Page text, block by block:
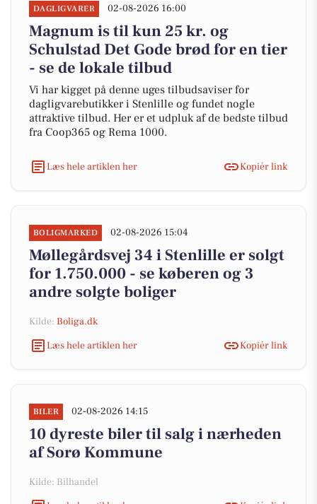
DAGLIGVARER 02-08-2026 16:00
Magnum is til kun 25 kr. og
Schulstad Det Gode brød for en tier
- se de lokale tilbud
Vi har kigget på denne uges tilbudsaviser for
dagligvarebutikker i Stenlille og fundet nogle
attraktive tilbud. Her er et udpluk af de bedste tilbud
fra Coop365 og Rema 1000.
Læs hele artiklen her Kopiér link
BOLIGMARKED 02-08-2026 15:04
Møllegårdsvej 34 i Stenlille er solgt
for 1.750.000 - se køberen og 3
andre solgte boliger
Kilde: Boliga.dk
Læs hele artiklen her
Kopiér link
BILER 02-08-2026 14:15
10 dyreste biler til salg i nærheden
af Sorø Kommune
Kilde: Bilhandel